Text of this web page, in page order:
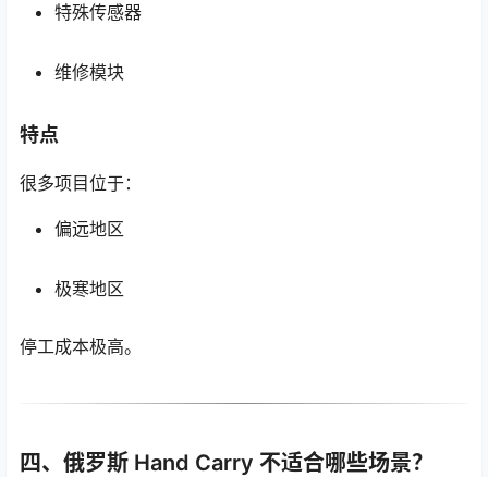
特殊传感器
维修模块
特点
很多项目位于：
偏远地区
极寒地区
停工成本极高。
四、俄罗斯 Hand Carry 不适合哪些场景？